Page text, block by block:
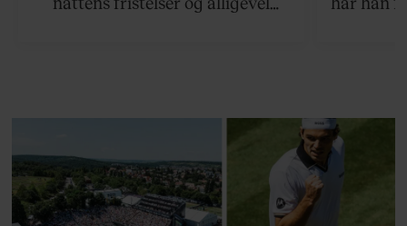
blevet voksen. Her indtager
fortællerens plads i et portræt om
arv, angst, familieliv, frygten for
at miste stemmen og den